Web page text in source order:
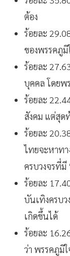
ต้อง
ร้อยละ
ของพรรคภูมิ
ร้อยละ
บุคคล โดยพ
ร้อยละ
สังคม แต่สุด
ร้อยละ
ไทยจะหาท
ครบวงจรที่มี
ร้อยละ
บันเทิงครบว
เกิดขึ้นได้
ร้อยละ
ว่า พรรคภูมิ